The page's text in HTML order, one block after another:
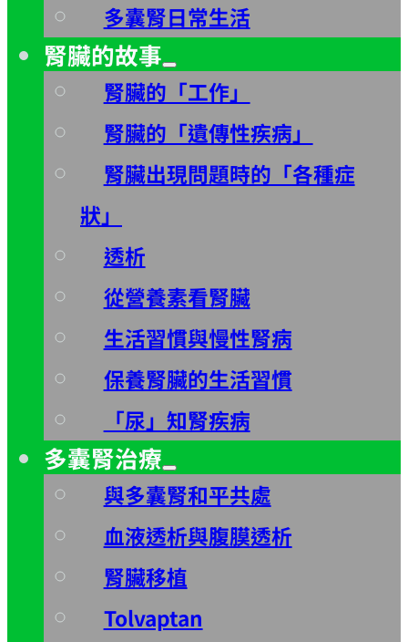
多囊腎日常生活
腎臟的故事
腎臟的「工作」
腎臟的「遺傳性疾病」
腎臟出現問題時的「各種症
狀」
透析
從營養素看腎臟
生活習慣與慢性腎病
保養腎臟的生活習慣
「尿」知腎疾病
多囊腎治療
與多囊腎和平共處
血液透析與腹膜透析
腎臟移植
Tolvaptan